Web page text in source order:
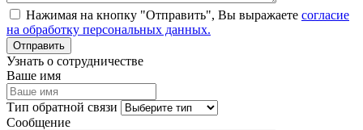
Нажимая на кнопку "Отправить", Вы выражаете согласие
на обработку персональных данных.
Узнать о сотрудничестве
Ваше имя
Тип обратной связи
Сообщение